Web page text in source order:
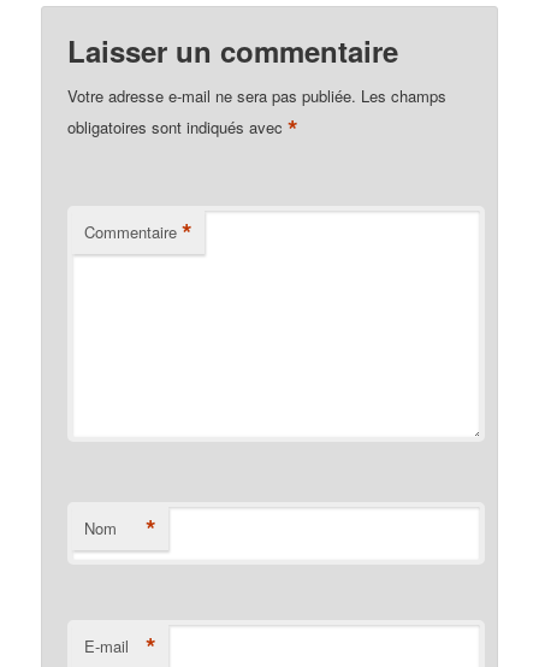
de la tendresse est plus
douce, c'est…
Laisser un commentaire
Votre adresse e-mail ne sera pas publiée. Les champs
obligatoires sont indiqués avec*
Commentaire *
Nom *
E-mail *